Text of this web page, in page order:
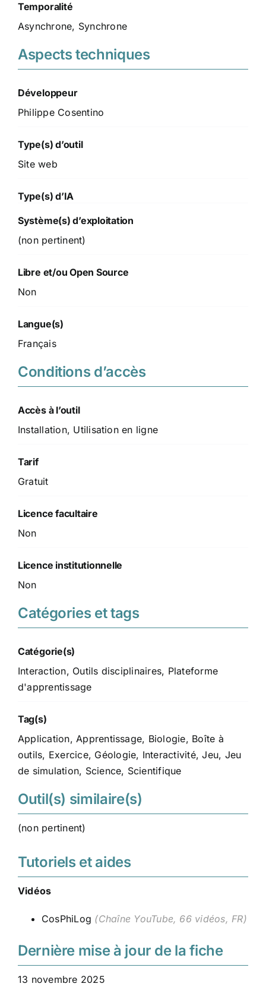
Temporalité
Asynchrone, Synchrone
Aspects techniques
Développeur
Philippe Cosentino
Type(s) d’outil
Site web
Type(s) d’IA
Système(s) d’exploitation
(non pertinent)
Libre et/ou Open Source
Non
Langue(s)
Français
Conditions d’accès
Accès à l’outil
Installation, Utilisation en ligne
Tarif
Gratuit
Licence facultaire
Non
Licence institutionnelle
Non
Catégories et tags
Catégorie(s)
Interaction, Outils disciplinaires, Plateforme
d'apprentissage
Tag(s)
Application,Apprentissage, Biologie, Boîte à
outils, Exercice, Géologie, Interactivité,Jeu, Jeu
de simulation, Science, Scientifique
Outil(s) similaire(s)
(non pertinent)
Tutoriels et aides
Vidéos
CosPhiLog (Chaîne YouTube, 66 vidéos, FR)
Dernière mise à jour de la fiche
13 novembre 2025